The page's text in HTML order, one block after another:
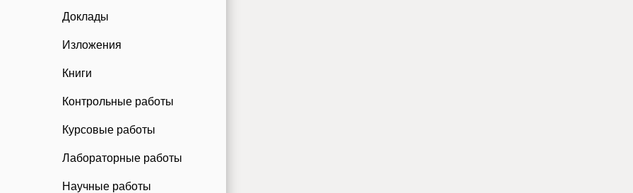
Доклады
Изложения
Книги
Контрольные работы
Курсовые работы
Лабораторные работы
Научные работы